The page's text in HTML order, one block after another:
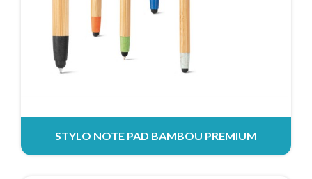
STYLO NOTE PAD BAMBOU PREMIUM